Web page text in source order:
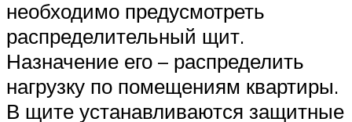
необходимо предусмотреть
распределительный щит.
Назначение его – распределить
нагрузку по помещениям квартиры.
В щите устанавливаются защитные